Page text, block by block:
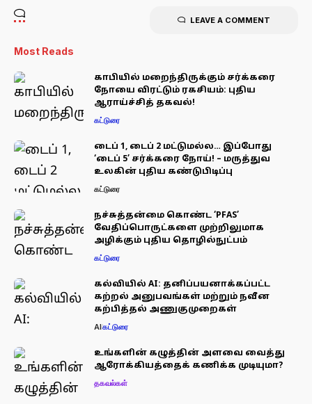
LEAVE A COMMENT
Most Reads
காபியில் மறைந்திருக்கும் சர்க்கரை
நோயை விரட்டும் ரகசியம்: புதிய
ஆராய்ச்சித் தகவல்!
கட்டுரை
டைப் 1, டைப் 2 மட்டுமல்ல… இப்போது
‘டைப் 5’ சர்க்கரை நோய்! – மருத்துவ
உலகின் புதிய கண்டுபிடிப்பு
கட்டுரை
நச்சுத்தன்மை கொண்ட ‘PFAS’
வேதிப்பொருட்களை முற்றிலுமாக
அழிக்கும் புதிய தொழில்நுட்பம்
கட்டுரை
கல்வியில் AI: தனிப்பயனாக்கப்பட்ட
கற்றல் அனுபவங்கள் மற்றும் நவீன
கற்பித்தல் அணுகுமுறைகள்
AIகட்டுரை
உங்களின் கழுத்தின் அளவை வைத்து
ஆரோக்கியத்தைக் கணிக்க முடியுமா?
தகவல்கள்